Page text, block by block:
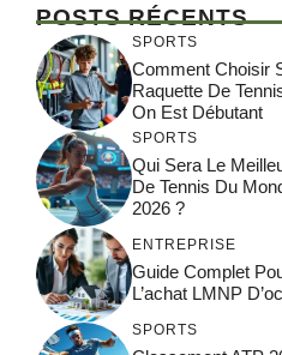
POSTS RÉCENTS
SPORTS
Comment Choisir
Raquette De
On Est Débutant
SPORTS
Qui Sera Le
De Tennis Du
2026 ?
ENTREPRISE
Guide Complet
L’achat LMNP
SPORTS